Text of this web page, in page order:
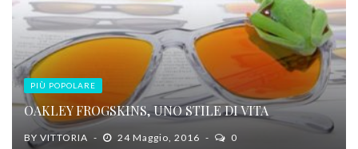
PIÙ POPOLARE
OAKLEY FROGSKINS, UNO STILE DI VITA
BY VITTORIA 24 Maggio, 2016 0